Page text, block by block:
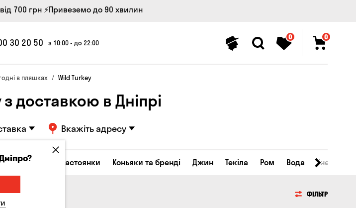
700 грн ⚡Привеземо до 90 хвилин
30 20 50 з 10:00 - до 22:00
0 0
в пляшках Wild Turkey
з доставкою в Дніпрі
Вкажіть адресу
Лікери та настоянки Коньяки та бренді Джин Текіла Ром Вода
ФІЛЬТР